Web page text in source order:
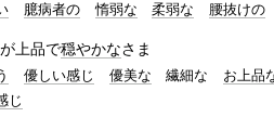
臆病者の 惰弱な 柔弱な 腰抜けの
が上品で穏やかなさま
優しい感じ 優美な 繊細な お上品
じ